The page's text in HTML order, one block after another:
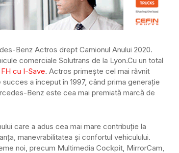
Benz Actros drept Camionul Anului 2020.
comerciale Solutrans de la Lyon.Cu un total
cu I-Save. Actros primește cel mai râvnit
a început în 1997, când prima generație
Benz este cea mai premiată marcă de
care a adus cea mai mare contribuție la
manevrabilitatea și confortul vehiculului.
noi, precum Multimedia Cockpit, MirrorCam,